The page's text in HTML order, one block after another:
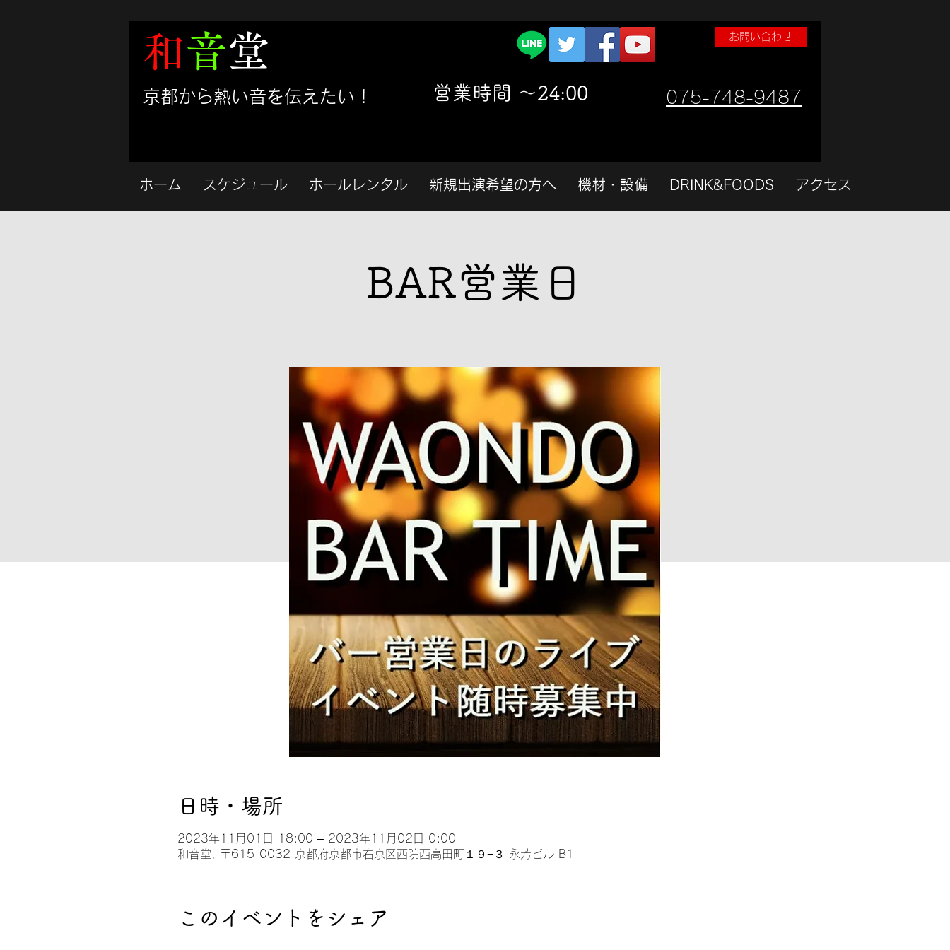
和音堂
​京都から熱い音を伝えたい！
お問い合わせ
​営業時間 〜24:00 075-748-9487
ホーム スケジュール ホールレンタル 新規出演希望の方へ 機材・設備 DRINK&FOODS アクセス
BAR営業日
日時・場所
2023年11月01日 18:00 – 2023年11月02日 0:00
和音堂, 〒615-0032 京都府京都市右京区西院西高田町１９−３ 永芳ビル B1
このイベントをシェア